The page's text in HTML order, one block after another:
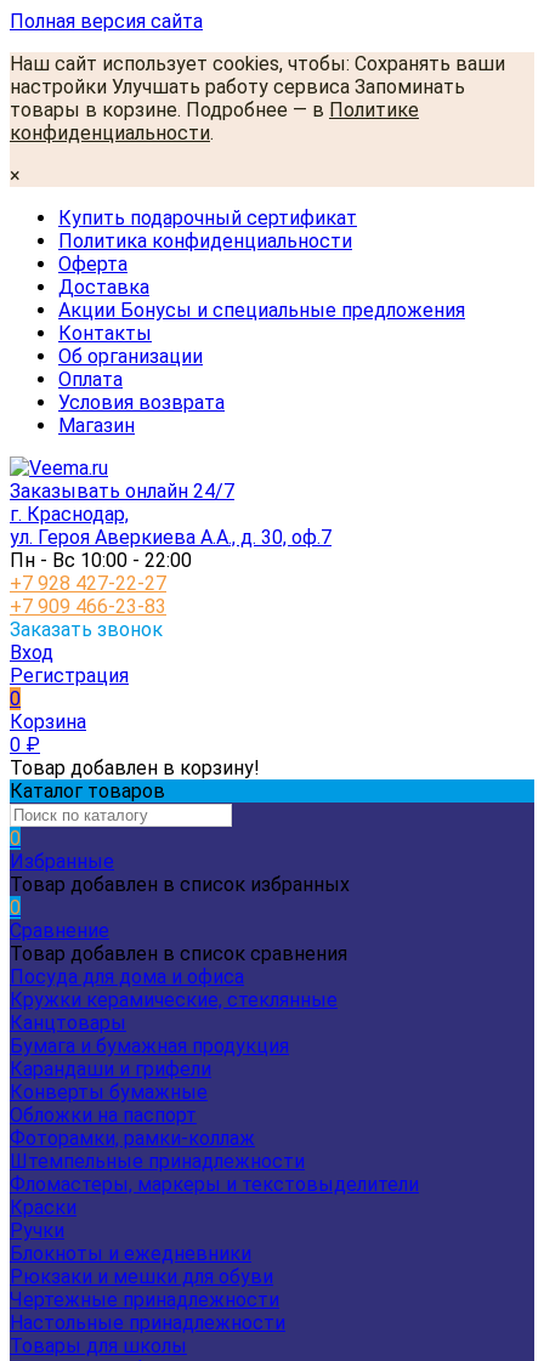
Полная версия сайта
Наш сайт использует cookies, чтобы: Сохранять ваши
настройки Улучшать работу сервиса Запоминать
товары в корзине. Подробнее — в Политике
конфиденциальности.
×
Купить подарочный сертификат
Политика конфиденциальности
Оферта
Доставка
Акции Бонусы и специальные предложения
Контакты
Об организации
Оплата
Условия возврата
Магазин
Заказывать онлайн 24/7
г. Краснодар,
ул. Героя Аверкиева А.А., д. 30, оф.7
Пн - Вс 10:00 - 22:00
+7 928 427-22-27
+7 909 466-23-83
Заказать звонок
Вход
Регистрация
0
Корзина
0 ₽
Товар добавлен в корзину!
Каталог товаров
0
Избранные
Товар добавлен в список избранных
0
Сравнение
Товар добавлен в список сравнения
Посуда для дома и офиса
Кружки керамические, стеклянные
Канцтовары
Бумага и бумажная продукция
Карандаши и грифели
Конверты бумажные
Обложки на паспорт
Фоторамки, рамки-коллаж
Штемпельные принадлежности
Фломастеры, маркеры и текстовыделители
Краски
Ручки
Блокноты и ежедневники
Рюкзаки и мешки для обуви
Чертежные принадлежности
Настольные принадлежности
Товары для школы